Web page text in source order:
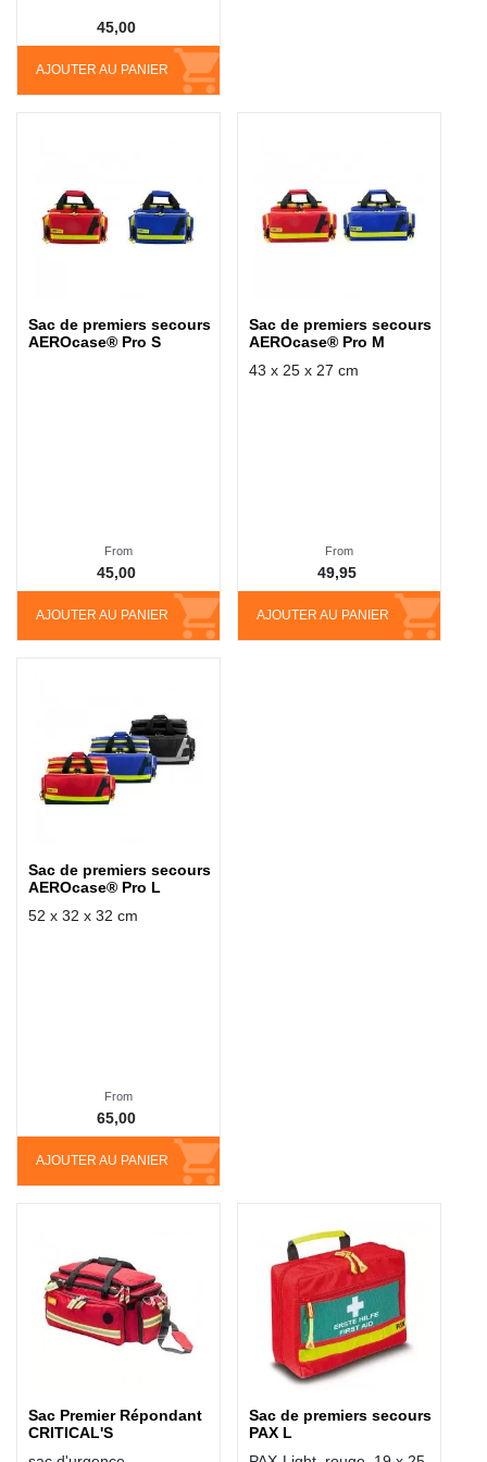
AJOUTER AU PANIER
45,00
Sac de premiers secours
AEROcase® Pro S
AJOUTER AU PANIER
From
45,00
Sac de premiers secours
AEROcase® Pro M
43 x 25 x 27 cm
AJOUTER AU PANIER
From
49,95
Sac de premiers secours
AEROcase® Pro L
52 x 32 x 32 cm
AJOUTER AU PANIER
From
65,00
Sac Premier Répondant
CRITICAL'S
Sac de premiers secours
PAX L